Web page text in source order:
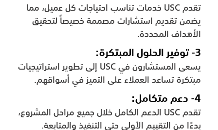
تقدم USC خدمات تناسب احتياجات كل عميل، مما
يضمن تقديم استشارات مصممة خصيصاً لتحقيق
الأهداف المحددة.
3- توفير الحلول المبتكرة:
يسعى المستشارون في USC إلى تطوير استراتيجيات
مبتكرة تساعد العملاء على التميز في أسواقهم.
4- دعم متكامل:
تقدم USC الدعم الكامل خلال جميع مراحل المشروع،
بدءًا من التقييم الأولي حتى التنفيذ والمتابعة.